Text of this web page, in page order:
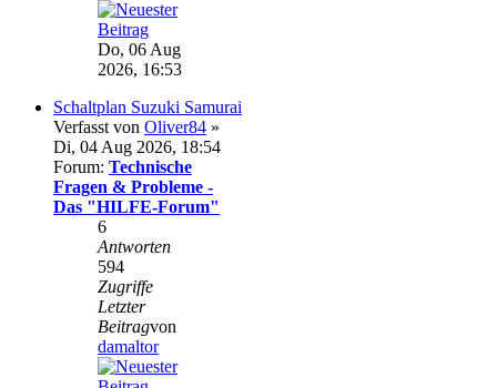
Do, 06 Aug
2026, 16:53
Schaltplan Suzuki Samurai
Verfasst von Oliver84 »
Di, 04 Aug 2026, 18:54
Forum: Technische
Fragen & Probleme -
Das "HILFE-Forum"
6
Antworten
594
Zugriffe
Letzter
Beitragvon
damaltor